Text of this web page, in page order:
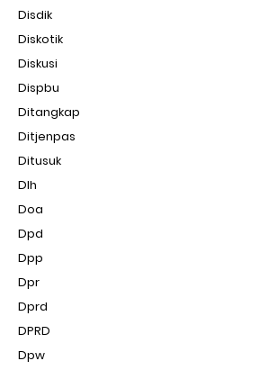
Disdik
Diskotik
Diskusi
Dispbu
Ditangkap
Ditjenpas
Ditusuk
Dlh
Doa
Dpd
Dpp
Dpr
Dprd
DPRD
Dpw